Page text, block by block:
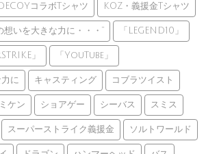
コラボTシャツ KOZ・義援金Tシャツ
想いを大きな力に・・・” 「LEGEND10」
」 「YouTube」
に キャスティング コブラツイスト
ケン ショアゲー シーバス スミス
スーパーストライク義援金 ソルトワールド